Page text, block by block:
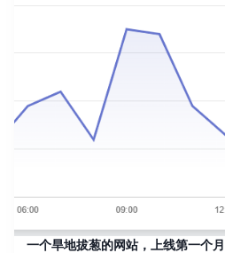
一个旱地拔葱的网站，上线第一个